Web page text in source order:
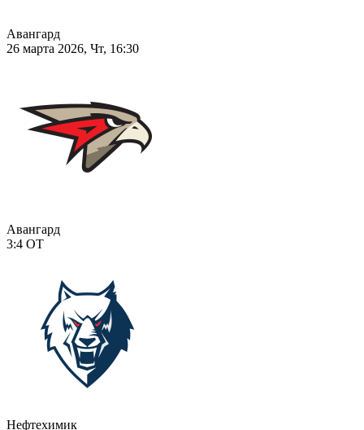
Авангард
26 марта 2026, Чт, 16:30
Авангард
3:4 ОТ
Нефтехимик